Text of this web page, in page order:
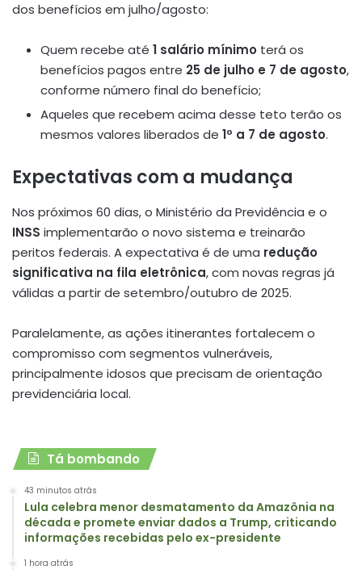
dos benefícios em julho/agosto:
Quem recebe até 1 salário mínimo terá os
benefícios pagos entre 25 de julho e 7 de agosto,
conforme número final do benefício;
Aqueles que recebem acima desse teto terão os
mesmos valores liberados de 1º a 7 de agosto.
Expectativas com a mudança
Nos próximos 60 dias, o Ministério da Previdência e o
INSS implementarão o novo sistema e treinarão
peritos federais. A expectativa é de uma redução
significativa na fila eletrônica, com novas regras já
válidas a partir de setembro/outubro de 2025.
Paralelamente, as ações itinerantes fortalecem o
compromisso com segmentos vulneráveis,
principalmente idosos que precisam de orientação
previdenciária local.
Tá bombando
43 minutos atrás
Lula celebra menor desmatamento da Amazônia na
década e promete enviar dados a Trump, criticando
informações recebidas pelo ex-presidente
1 hora atrás